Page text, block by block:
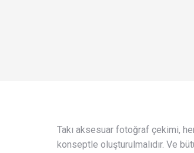
Takı aksesuar fotoğraf çekimi,
konseptle oluşturulmalıdır. Ve